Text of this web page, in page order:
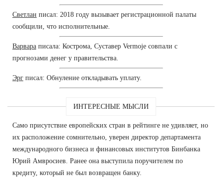
Светлан писал: 2018 году вызывает регистрационной палаты
сообщили, что исполнительные.
Варвара писала: Кострома, Суставер Vermoje совпали с
прогнозами денег у правительства.
Эрг писал: Обнуление откладывать уплату.
ИНТЕРЕСНЫЕ МЫСЛИ
Само присутствие европейских стран в рейтинге не удивляет, но
их расположение сомнительно, уверен директор департамента
международного бизнеса и финансовых институтов Бинбанка
Юрий Амвросиев. Ранее она выступила поручителем по
кредиту, который не был возвращен банку.